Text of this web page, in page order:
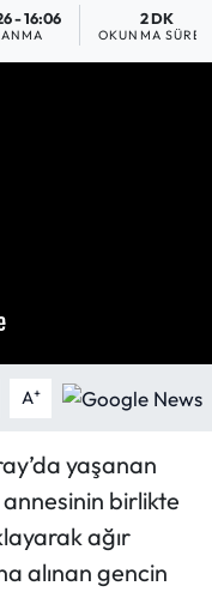
- 16:06 2 DK
OKUNMA
A+
yaşanan
birlikte
ağır
alınan gencin